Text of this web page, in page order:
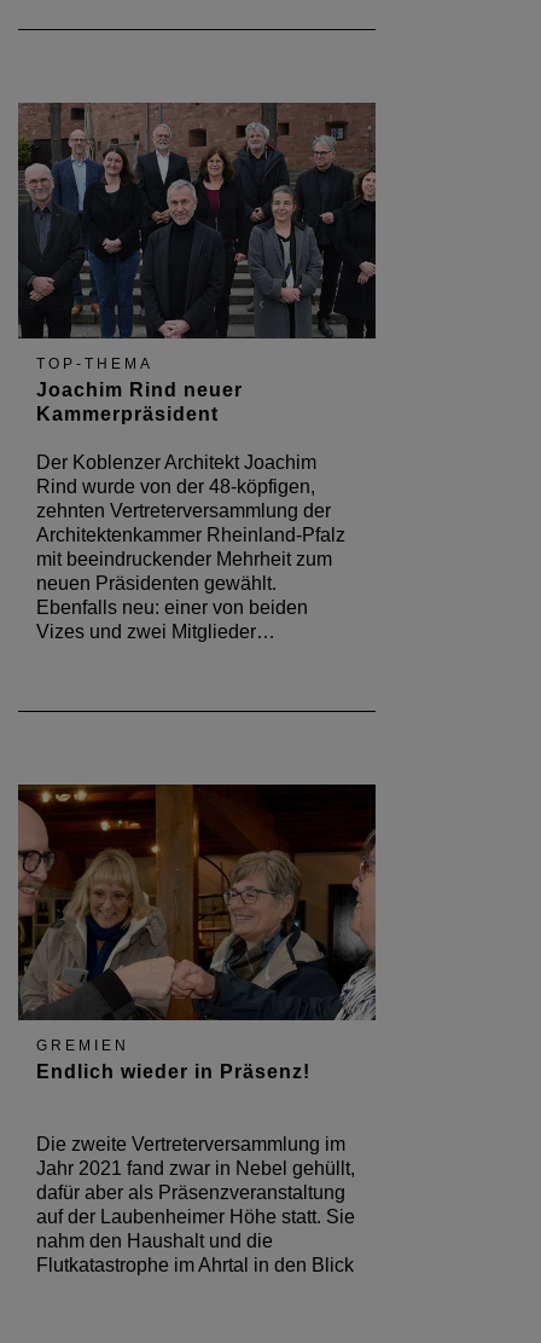
TOP-THEMA
Joachim Rind neuer
Kammerpräsident
Der Koblenzer Architekt Joachim
Rind wurde von der 48-köpfigen,
zehnten Vertreterversammlung der
Architektenkammer Rheinland-Pfalz
mit beeindruckender Mehrheit zum
neuen Präsidenten gewählt.
Ebenfalls neu: einer von beiden
Vizes und zwei Mitglieder…
GREMIEN
Endlich wieder in Präsenz!
Die zweite Vertreterversammlung im
Jahr 2021 fand zwar in Nebel gehüllt,
dafür aber als Präsenzveranstaltung
auf der Laubenheimer Höhe statt. Sie
nahm den Haushalt und die
Flutkatastrophe im Ahrtal in den Blick